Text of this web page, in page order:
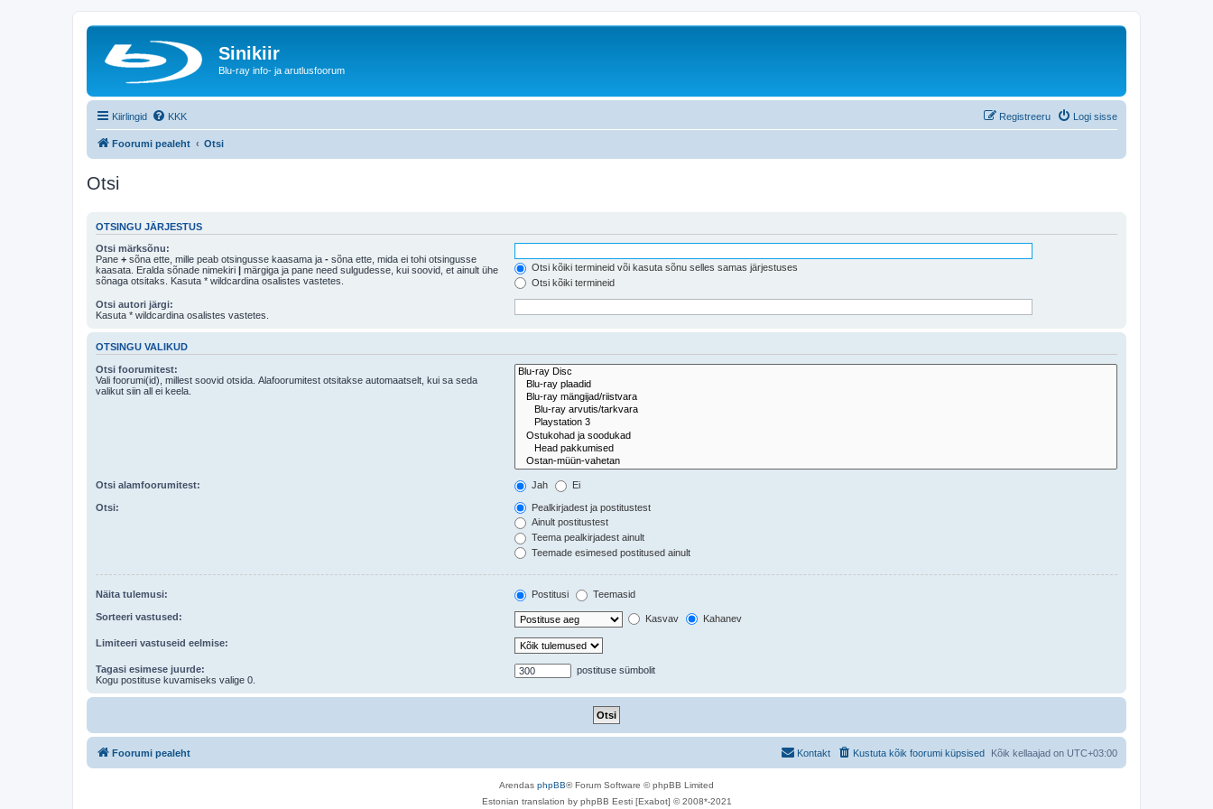
Sinikiir
Blu-ray info- ja arutlusfoorum
Kiirlingid KKK Logi sisse
Registreeru
Foorumi pealeht Otsi
Otsi
OTSINGU JÄRJESTUS
Otsi märksõnu:
Pane + sõna ette, mille peab otsingusse kaasama ja - sõna ette, mida ei tohi otsingusse
kaasata. Eralda sõnade nimekiri | märgiga ja pane need sulgudesse, kui soovid, et ainult ühe
sõnaga otsitaks. Kasuta * wildcardina osalistes vastetes.
Otsi kõiki termineid või kasuta sõnu selles samas järjestuses
Otsi kõiki termineid
Otsi autori järgi:
Kasuta * wildcardina osalistes vastetes.
OTSINGU VALIKUD
Otsi foorumitest:
Vali foorumi(id), millest soovid otsida. Alafoorumitest otsitakse automaatselt, kui sa seda
valikut siin all ei keela.
Otsi alamfoorumitest: Jah Ei
Otsi:
Pealkirjadest ja postitustest
Ainult postitustest
Teema pealkirjadest ainult
Teemade esimesed postitused ainult
Näita tulemusi: Postitusi Teemasid
Sorteeri vastused: Kasvav Kahanev
Limiteeri vastuseid eelmise:
Tagasi esimese juurde:
Kogu postituse kuvamiseks valige 0.
postituse sümbolit
Foorumi pealeht Kõik kellaajad on UTC+03:00
Kustuta kõik foorumi küpsised
Kontakt
Arendas phpBB® Forum Software © phpBB Limited
Estonian translation by phpBB Eesti [Exabot] © 2008*-2021